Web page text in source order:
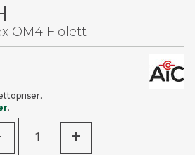
OM4 Fiolett
.
+